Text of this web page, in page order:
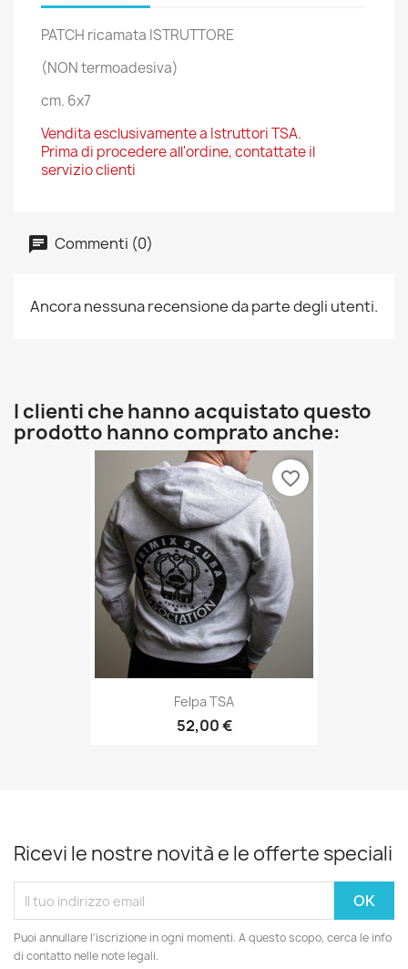
PATCH ricamata ISTRUTTORE
(NON termoadesiva)
cm. 6x7
Vendita esclusivamente a Istruttori TSA.
Prima di procedere all'ordine, contattate il
servizio clienti
Commenti (0)
Ancora nessuna recensione da parte degli utenti.
I clienti che hanno acquistato questo
prodotto hanno comprato anche:
Felpa TSA
52,00 €
favorite_border
Ricevi le nostre novità e le offerte speciali
Puoi annullare l'iscrizione in ogni momenti. A questo scopo, cerca le info
di contatto nelle note legali.